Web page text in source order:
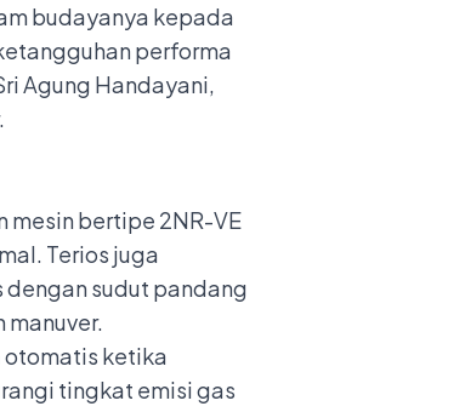
budayanya kepada
performa
Agung Handayani,
mesin bertipe 2NR-VE
Terios juga
sudut pandang
otomatis ketika
tingkat emisi gas